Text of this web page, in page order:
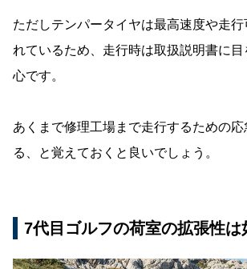
ただしテンパータイヤは最高速度や走行
れているため、走行時は取扱説明書に
心です。
あくまで修理工場まで走行するための
る、と覚えておくと良いでしょう。
7代目ゴルフの荷室の拡張性は